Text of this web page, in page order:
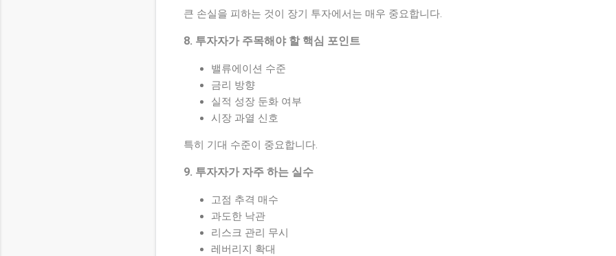
큰 손실을 피하는 것이 장기 투자에서는 매우 중요합니다.
8. 투자자가 주목해야 할 핵심 포인트
밸류에이션 수준
금리 방향
실적 성장 둔화 여부
시장 과열 신호
특히 기대 수준이 중요합니다.
9. 투자자가 자주 하는 실수
고점 추격 매수
과도한 낙관
리스크 관리 무시
레버리지 확대